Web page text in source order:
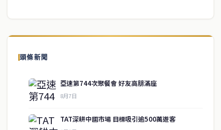
頭條新聞
亞速第744次聚餐會 好友高朋滿座
8月7日
TAT深耕中國市場 目標吸引逾500萬遊客